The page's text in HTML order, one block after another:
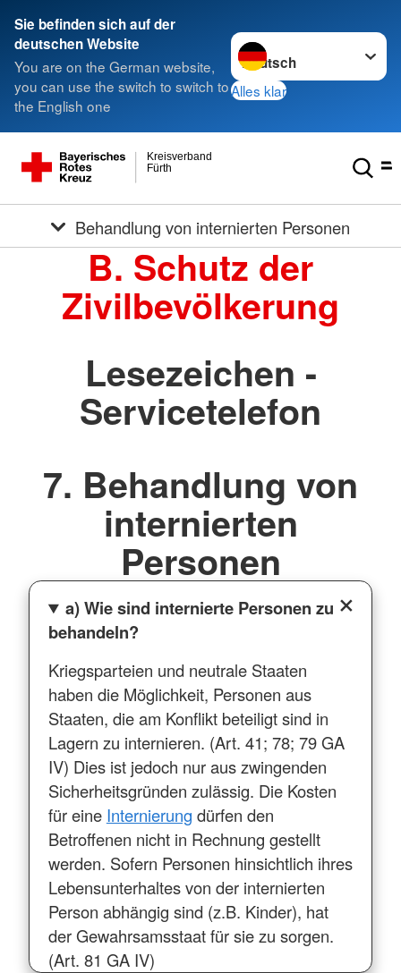
Sie befinden sich auf der
deutschen Website
You are on the German website,
you can use the switch to switch to
the English one
Sprache wechseln zu
Alles klar
Fürth
Kreisverband
Behandlung von internierten Personen
B. Schutz der
Zivilbevölkerung
Lesezeichen -
Servicetelefon
7. Behandlung von
internierten
Personen
a) Wie sind internierte Personen zu
behandeln?
Kriegsparteien und neutrale Staaten
haben die Möglichkeit, Personen aus
Staaten, die am Konflikt beteiligt sind in
Lagern zu internieren. (Art. 41; 78; 79 GA
IV) Dies ist jedoch nur aus zwingenden
Sicherheitsgründen zulässig. Die Kosten
für eine Internierung dürfen den
Betroffenen nicht in Rechnung gestellt
werden. Sofern Personen hinsichtlich ihres
Lebensunterhaltes von der internierten
Person abhängig sind (z.B. Kinder), hat
der Gewahrsamsstaat für sie zu sorgen.
(Art. 81 GA IV)